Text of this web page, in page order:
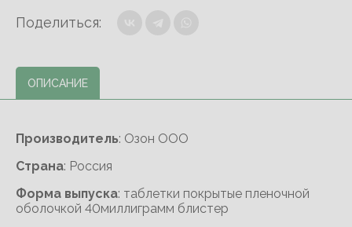
Поделиться:
ОПИСАНИЕ
Производитель: Озон ООО
Cтрана: Россия
Форма выпуска: таблетки покрытые пленочной
оболочкой 40миллиграмм блистер